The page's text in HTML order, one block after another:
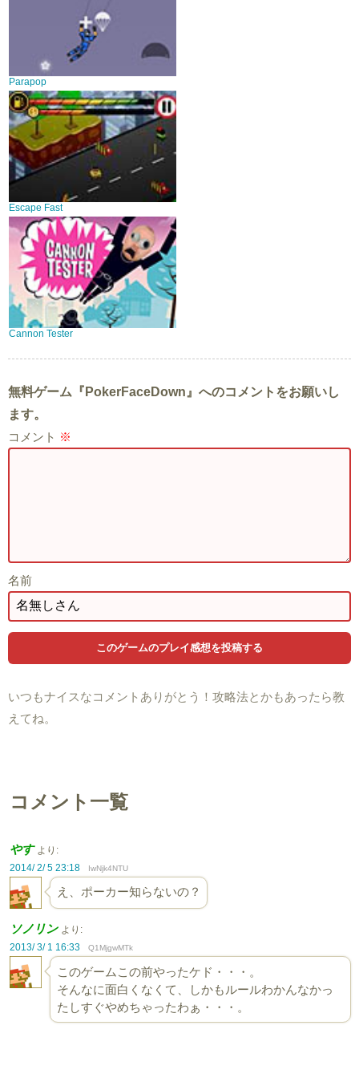
Parapop
Escape Fast
Cannon Tester
無料ゲーム『PokerFaceDown』へのコメントをお願いし
ます。
コメント ※
名前
いつもナイスなコメントありがとう！攻略法とかもあったら教
えてね。
コメント一覧
やす より:
2014/ 2/ 5 23:18
IwNjk4NTU
え、ポーカー知らないの？
ソノリン より:
2013/ 3/ 1 16:33
Q1MjgwMTk
このゲームこの前やったケド・・・。
そんなに面白くなくて、しかもルールわかんなかっ
たしすぐやめちゃったわぁ・・・。